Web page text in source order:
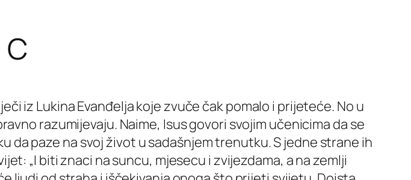
iz Lukina Evanđelja koje zvuče čak pomalo i prijeteće. No u
razumijevaju. Naime, Isus govori svojim učenicima da se
da paze na svoj život u sadašnjem trenutku. S jedne strane ih
„I biti znaci na suncu, mjesecu i zvijezdama, a na zemlji